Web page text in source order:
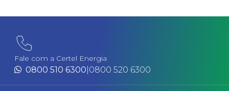
Fale com a Certel Energia
0800 510 6300 0800 520 6300